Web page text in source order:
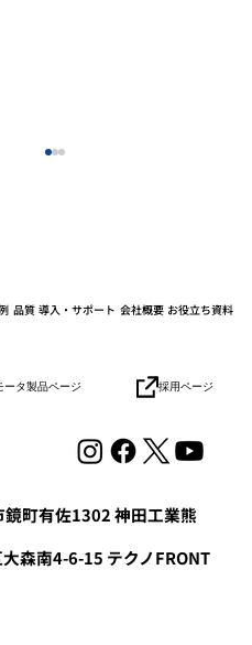
指す「HICity 次世代ロボ
」参加レポート
町有佐1302 神田工業熊
森南4-6-15 テクノFRONT
品質 導入・サポート 会社概要 お役立ち資料
ータ製品ページ 採用ページ